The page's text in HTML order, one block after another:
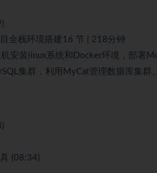
全栈环境搭建16 节 | 218分钟
安装linux系统和Docker环境，部署
集群，利用MyCat管理数据库集群。
(08:34)